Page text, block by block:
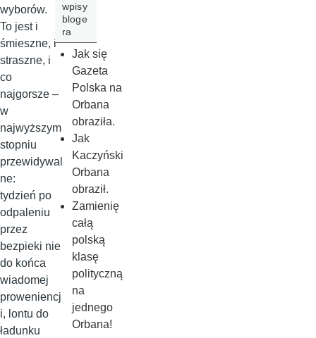
wyborów.
To jest i
śmieszne, i
straszne, i
co
najgorsze –
w
najwyższym
stopniu
przewidywal
ne:
tydzień po
odpaleniu
przez
bezpieki nie
do końca
wiadomej
proweniencj
i, lontu do
ładunku
wpisy
bloge
ra
Jak się
Gazeta
Polska na
Orbana
obraziła.
Jak
Kaczyński
Orbana
obraził.
Zamienię
całą
polską
klasę
polityczną
na
jednego
Orbana!